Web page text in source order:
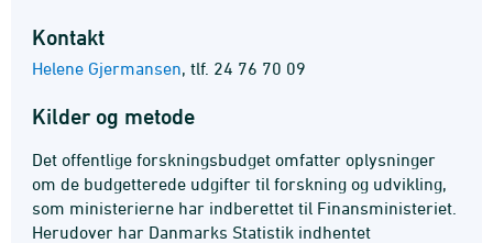
Kontakt
Helene Gjermansen tlf. 24 76 70 09
Kilder og metode
Det offentlige forskningsbudget omfatter oplysninger
om de budgetterede udgifter til forskning og udvikling,
som ministerierne har indberettet til Finansministeriet.
Herudover har Danmarks Statistik indhentet